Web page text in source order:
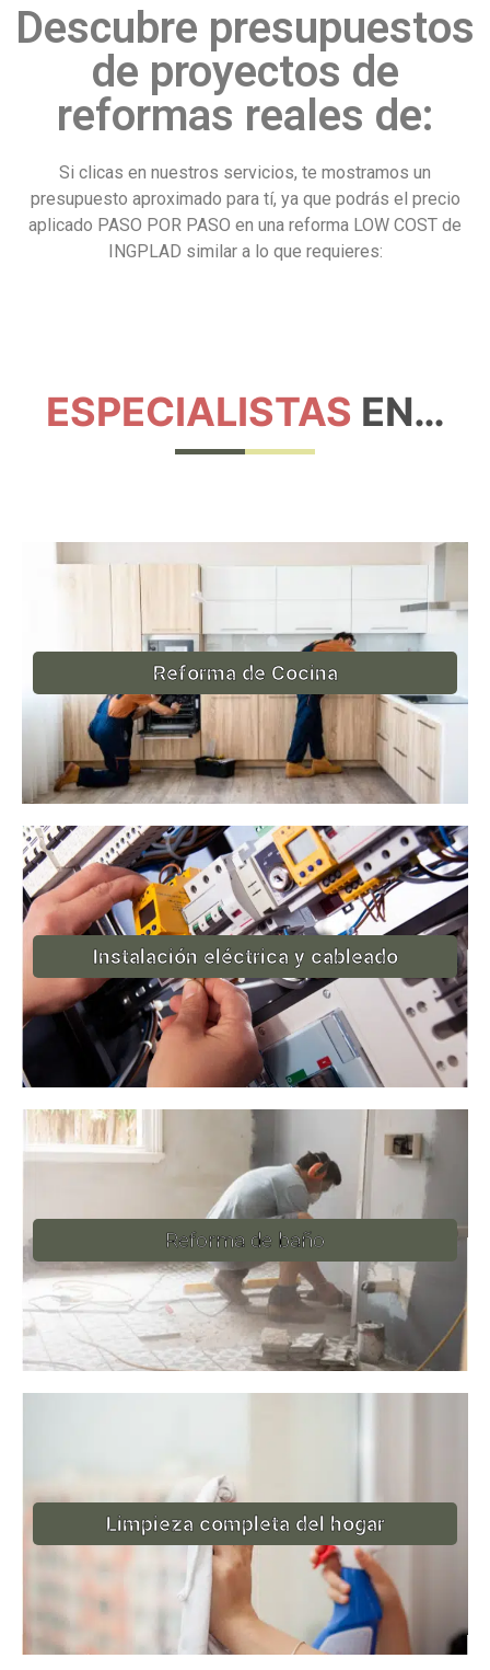
Descubre presupuestos
de proyectos de
reformas reales de:
Si clicas en nuestros servicios, te mostramos un
presupuesto aproximado para tí, ya que podrás el precio
aplicado PASO POR PASO en una reforma LOW COST de
INGPLAD similar a lo que requieres:
ESPECIALISTAS EN…
Reforma de Cocina
Instalación eléctrica y cableado
Reforma de baño
Limpieza completa del hogar